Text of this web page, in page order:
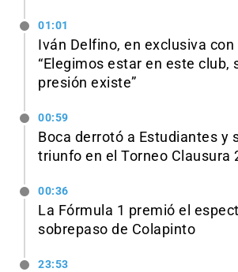
01:01
Iván Delfino, en exclusiva con
“Elegimos estar en este club,
presión existe”
00:59
Boca derrotó a Estudiantes y
triunfo en el Torneo Clausura
00:36
La Fórmula 1 premió el
sobrepaso de Colapinto
23:53